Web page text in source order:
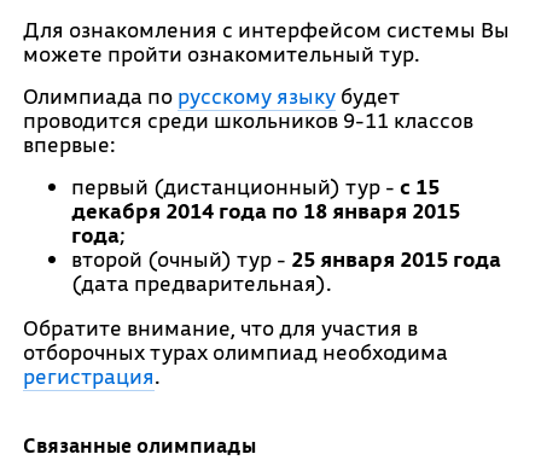
Для ознакомления с интерфейсом системы Вы
можете пройти ознакомительный тур.
Олимпиада по русскому языкубудет
проводится среди школьников 9-11 классов
впервые:
первый (дистанционный) тур - с 15
декабря 2014 года по 18 января 2015
года;
второй (очный) тур - 25 января 2015 года
(дата предварительная).
Обратите внимание, что для участия в
отборочных турах олимпиад необходима
регистрация.
Связанные олимпиады